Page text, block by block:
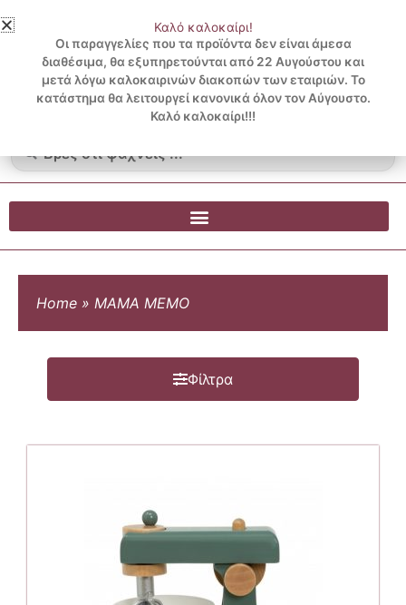
στο
περιεχόμενο
3 ΔΟΣΕΙΣ ΧΩΡΙΣ ΠΙΣΤΩΤΙΚΗ ΜΕ KLARNA
...
Λογαριασμός
Blog
0.00€
0
Cart
Home » MAMA MEMO
Φίλτρα
Καλό καλοκαίρι!
Οι παραγγελίες που τα προϊόντα δεν είναι άμεσα
διαθέσιμα, θα εξυπηρετούνται από 22 Αυγούστου και
μετά λόγω καλοκαιρινών διακοπών των εταιριών. Το
κατάστημα θα λειτουργεί κανονικά όλον τον Αύγουστο.
Καλό καλοκαίρι!!!